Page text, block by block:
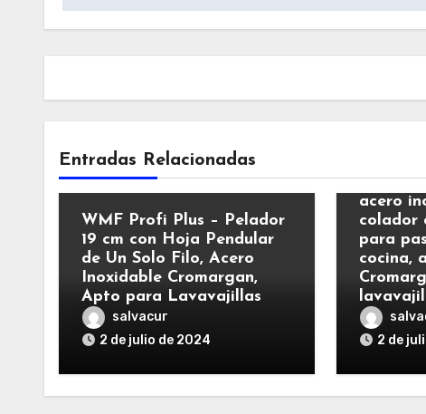
Entradas Relacionadas
Electrodomésticos
WMF Profi Plus – Pelador
19 cm con Hoja Pendular
de Un Solo Filo, Acero
Inoxidable Cromargan,
Apto para Lavavajillas
salvacur
2 de julio de 2024
WMF
acero
colador
para
cocina,
2 de